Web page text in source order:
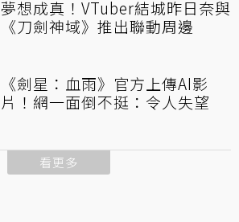
夢想成真！VTuber結城昨日奈與
《刀劍神域》推出聯動周邊
《劍星：血雨》官方上傳AI影
片！網一面倒不挺：令人失望
看更多